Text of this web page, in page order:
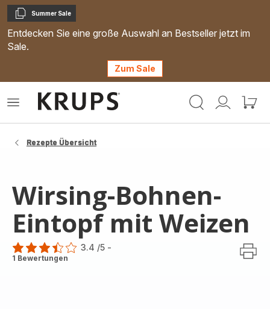
Kopieren
Summer Sale
Entdecken Sie eine große Auswahl an Bestseller jetzt im
Sale.
Zum Sale
Mein
Mein
Das
Rezepte Übersicht
Wirsing-Bohnen-
Eintopf mit Weizen
ratings.3.4
3.4 /5 -
1 Bewertungen